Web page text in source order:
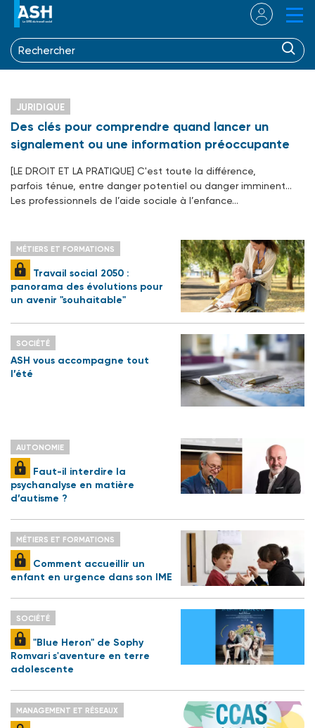
JURIDIQUE
Des clés pour comprendre quand lancer un
signalement ou une information préoccupante
[LE DROIT ET LA PRATIQUE] C'est toute la différence,
parfois ténue, entre danger potentiel ou danger imminent…
Les professionnels de l’aide sociale à l’enfance…
MÉTIERS ET FORMATIONS
Travail social 2050 :
panorama des évolutions pour
un avenir "souhaitable"
SOCIÉTÉ
ASH vous accompagne tout
l’été
AUTONOMIE
Faut-il interdire la
psychanalyse en matière
d’autisme ?
MÉTIERS ET FORMATIONS
Comment accueillir un
enfant en urgence dans son IME
SOCIÉTÉ
"Blue Heron" de Sophy
Romvari s'aventure en terre
adolescente
MANAGEMENT ET RÉSEAUX